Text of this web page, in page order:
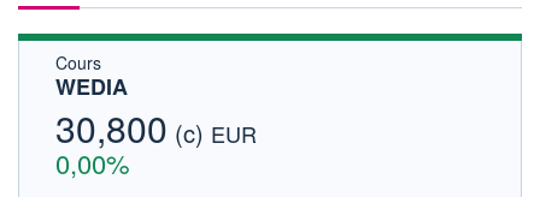
Cours
WEDIA
30,800 (c) EUR
0,00%